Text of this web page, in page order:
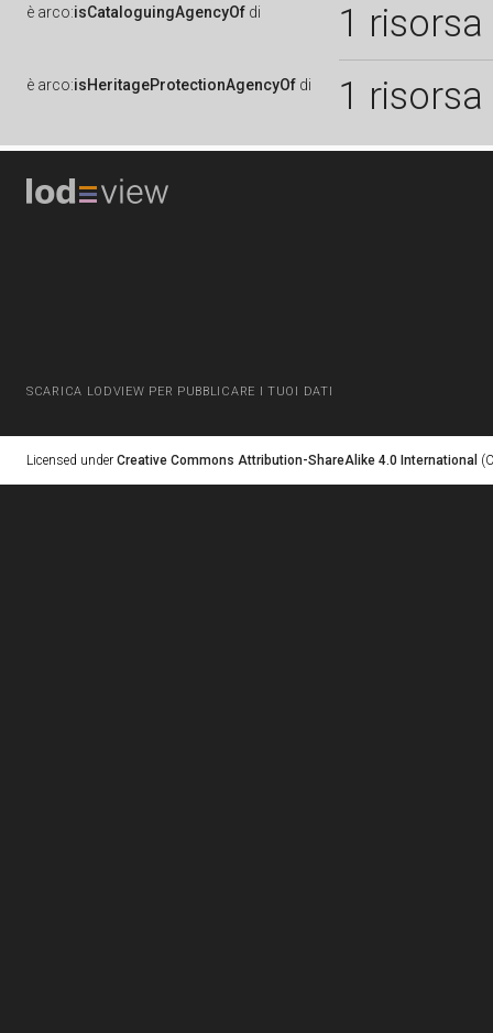
è arco:isCataloguingAgencyOf di 1 risorsa
è arco:isHeritageProtectionAgencyOf di 1 risorsa
SCARICA LODVIEW PER PUBBLICARE I TUOI DATI
Licensed under Creative Commons Attribution-ShareAlike 4.0 International